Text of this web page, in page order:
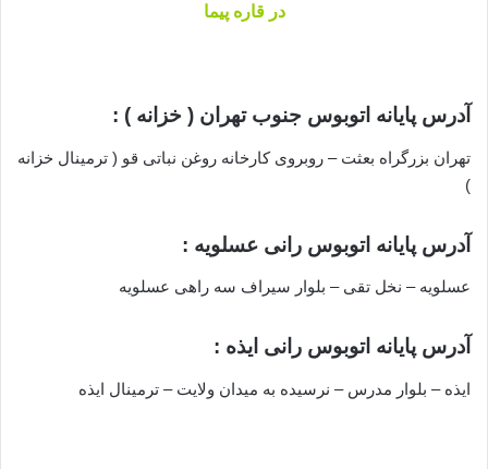
در قاره پیما
آدرس پایانه اتوبوس جنوب تهران ( خزانه ) :
تهران بزرگراه بعثت – روبروی کارخانه روغن نباتی قو ( ترمینال خزانه
)
آدرس پایانه اتوبوس رانی عسلویه :
عسلویه – نخل تقی – بلوار سیراف سه راهی عسلویه
آدرس پایانه اتوبوس رانی ایذه :
ایذه – بلوار مدرس – نرسیده به میدان ولایت – ترمینال ایذه